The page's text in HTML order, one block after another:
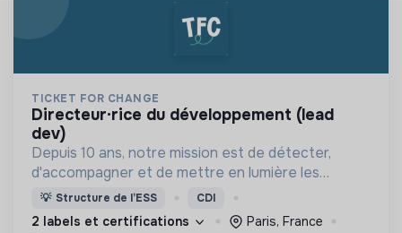
TICKET FOR CHANGE
directeur·rice du développement (lead
dev)
Depuis 10 ans, notre mission est de détecter,
d'accompagner et de mettre en lumière les
pionniers du monde de demain !
💡 Structure de l’ESS CDI
2 labels et certifications
Paris, France